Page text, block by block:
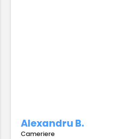
Alexandru B.
Cameriere